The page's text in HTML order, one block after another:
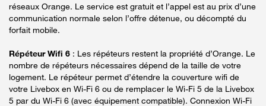
réseaux Orange. Le service est gratuit et l’appel est au prix d’une
communication normale selon l’offre détenue, ou décompté du
forfait mobile.
Répéteur Wifi 6 : Les répéteurs restent la propriété d’Orange. Le
nombre de répéteurs nécessaires dépend de la taille de votre
logement. Le répéteur permet d’étendre la couverture wifi de
votre Livebox en Wi-Fi 6 ou de remplacer le Wi-Fi 5 de la Livebox
5 par du Wi-Fi 6 (avec équipement compatible). Connexion Wi-Fi